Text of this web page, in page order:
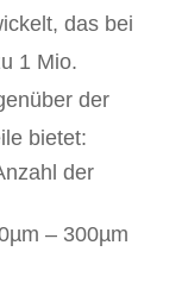
das bei
1 Mio.
der
bietet:
der
– 300µm